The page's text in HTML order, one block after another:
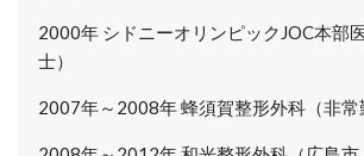
2000年 シドニーオリンピックJOC本部
士）
2007年～2008年蜂須賀整形外科（非常